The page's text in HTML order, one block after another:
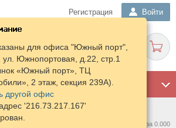
Регистрация Войти
для офиса "Южный порт",
ул. Южнопортовая, д.22, стр.1
«Южный порт», ТЦ
2 этаж, секция 239А).
другой офис
'216.73.217.167'
Нашлось предложений: 0 за 0.000